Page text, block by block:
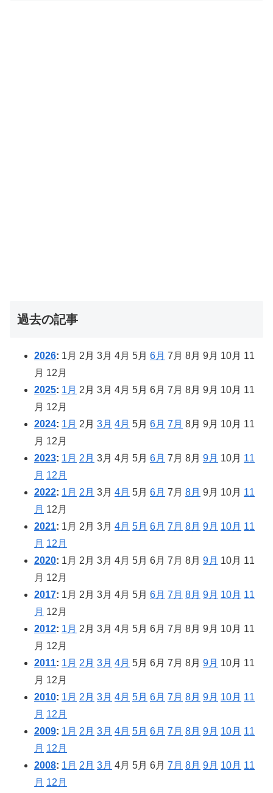
過去の記事
2026: 1月 2月 3月 4月 5月 6月 7月 8月 9月 10月 11
月 12月
2025: 1月 2月 3月 4月 5月 6月 7月 8月 9月 10月 11
月 12月
2024: 1月 2月 3月 4月 5月 6月 7月 8月 9月 10月 11
月 12月
2023: 1月 2月 3月 4月 5月 6月 7月 8月 9月 10月 11
月 12月
2022: 1月 2月 3月 4月 5月 6月 7月 8月 9月 10月 11
月 12月
2021: 1月 2月 3月 4月 5月 6月 7月 8月 9月 10月 11
月 12月
2020: 1月 2月 3月 4月 5月 6月 7月 8月 9月 10月 11
月 12月
2017: 1月 2月 3月 4月 5月 6月 7月 8月 9月 10月 11
月 12月
2012: 1月 2月 3月 4月 5月 6月 7月 8月 9月 10月 11
月 12月
2011: 1月 2月 3月 4月 5月 6月 7月 8月 9月 10月 11
月 12月
2010: 1月 2月 3月 4月 5月 6月 7月 8月 9月 10月 11
月 12月
2009: 1月 2月 3月 4月 5月 6月 7月 8月 9月 10月 11
月 12月
2008: 1月 2月 3月 4月 5月 6月 7月 8月 9月 10月 11
月 12月